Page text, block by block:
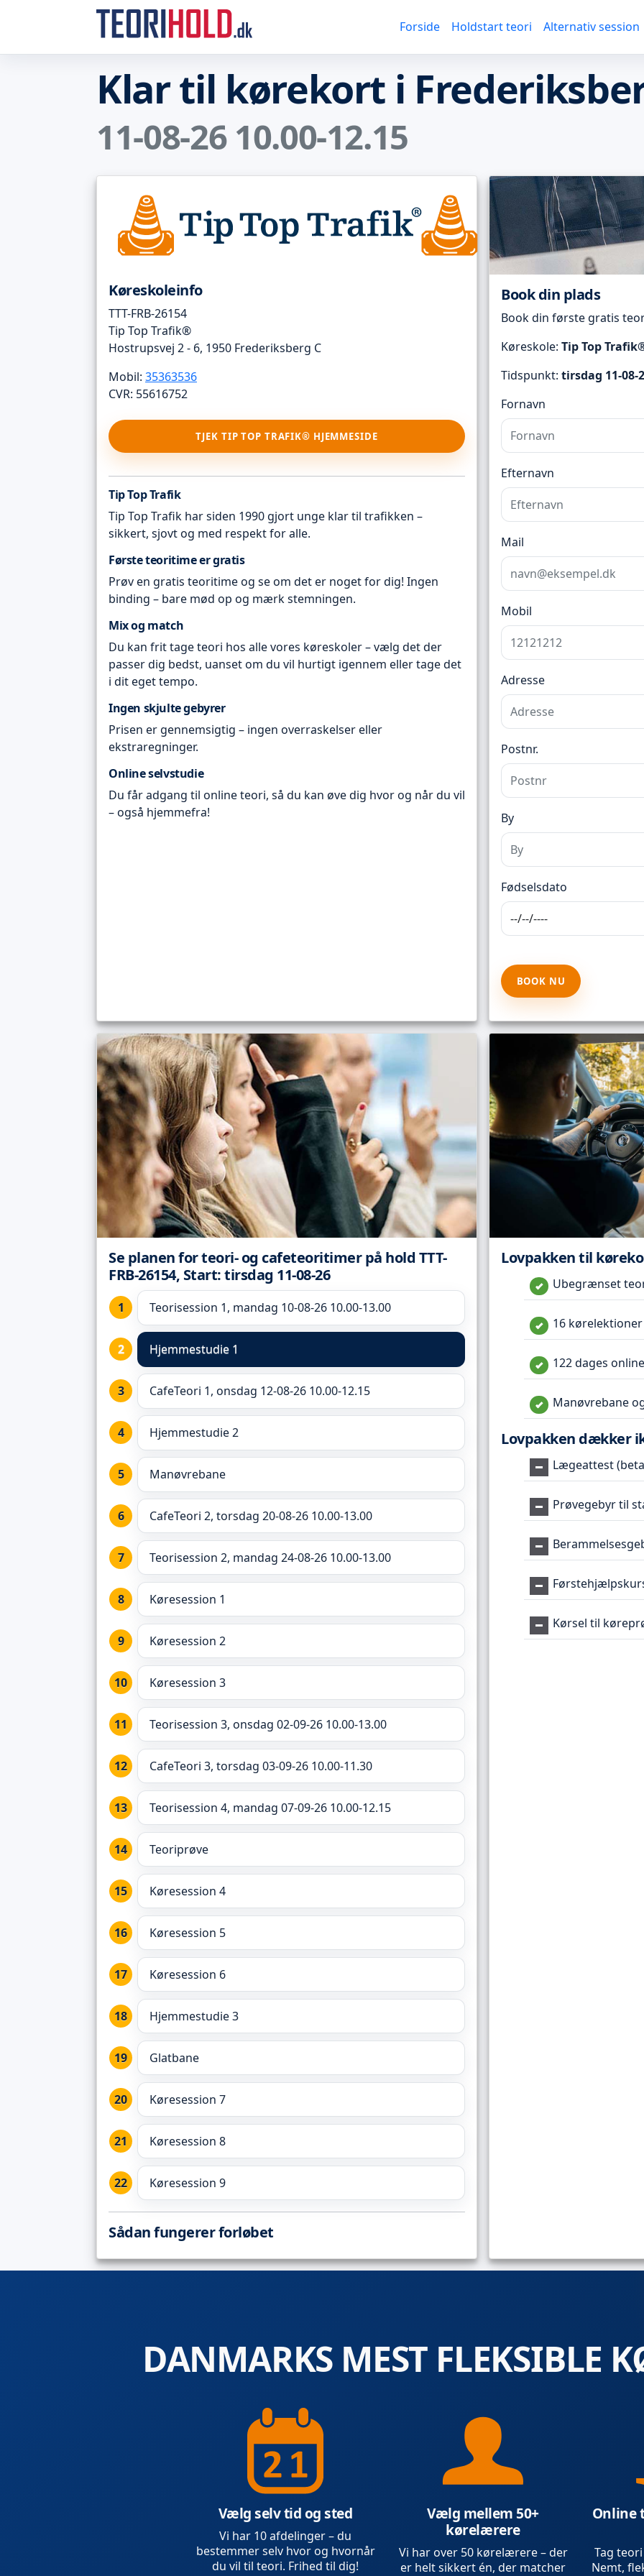
Forside Holdstart teori Alternativ session
Klar til kørekort i
11-08-26 10.00-12.15
Køreskoleinfo
TTT-FRB-26154
Tip Top Trafik®
Hostrupsvej 2 - 6, 1950 Frederiksberg C
Mobil: 35363536
CVR: 55616752
TJEK TIP TOP TRAFIK® HJEMMESIDE
Tip Top Trafik
Tip Top Trafik har siden 1990 gjort unge klar til trafikken –
sikkert, sjovt og med respekt for alle.
Første teoritime er gratis
Prøv en gratis teoritime og se om det er noget for dig! Ingen
binding – bare mød op og mærk stemningen.
Mix og match
Du kan frit tage teori hos alle vores køreskoler – vælg det der
passer dig bedst, uanset om du vil hurtigt igennem eller tage det
i dit eget tempo.
Ingen skjulte gebyrer
Prisen er gennemsigtig – ingen overraskelser eller
ekstraregninger.
Online selvstudie
Du får adgang til online teori, så du kan øve dig hvor og når du vil
– også hjemmefra!
Book din plads
Book din første gratis
Køreskole: Tip Top
Tidspunkt: tirsdag 11-08-
Fornavn
Efternavn
Mail
Mobil
Adresse
Postnr.
By
Fødselsdato
BOOK NU
Se planen for teori- og cafeteoritimer på hold TTT-
FRB-26154, Start: tirsdag 11-08-26
Teorisession 1, mandag 10-08-26 10.00-13.00
Hjemmestudie 1
CafeTeori 1, onsdag 12-08-26 10.00-12.15
Hjemmestudie 2
Manøvrebane
CafeTeori 2, torsdag 20-08-26 10.00-13.00
Teorisession 2, mandag 24-08-26 10.00-13.00
Køresession 1
Køresession 2
Køresession 3
Teorisession 3, onsdag 02-09-26 10.00-13.00
CafeTeori 3, torsdag 03-09-26 10.00-11.30
Teorisession 4, mandag 07-09-26 10.00-12.15
Teoriprøve
Køresession 4
Køresession 5
Køresession 6
Hjemmestudie 3
Glatbane
Køresession 7
Køresession 8
Køresession 9
Sådan fungerer forløbet
Lovpakken til
Ubegrænset
16 kørelektioner
122 dages
Manøvrebane
Lovpakken dækker
Lægeattest
Prøvegebyr til
Kørsel til
DANMARKS MEST FLEKSIBLE
Vælg selv tid og sted
Vi har 10 afdelinger – du
bestemmer selv hvor og hvornår
du vil til teori. Frihed til dig!
Vælg mellem 50+
kørelærere
Vi har over 50 kørelærere – der
er helt sikkert én, der matcher
Online
Tag
Nemt,